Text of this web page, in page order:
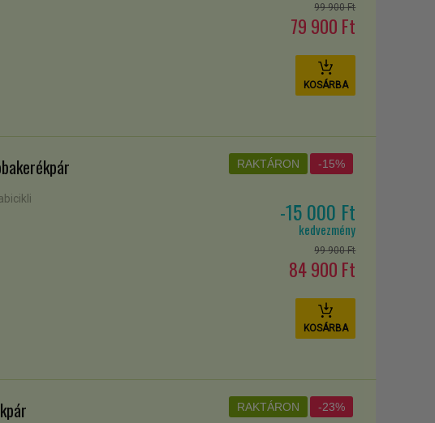
tartogat számodra a szobabicikli.
kardiovaszkuláris és a légzőrendszert fejlesztő előnyökkel szolgál.
hogy a meteorológia akadályoztat, vagy kiérünk az
higiénikus körülmények között edzhetünk.
a beépített programok az edzésterv következetes
médiatámogatást, valamint az interaktív funkciókat.
99 900 Ft
79 900 Ft
KOSÁRBA
-15 000 Ft
kedvezmény
99 900 Ft
84 900 Ft
KOSÁRBA
-15%
RAKTÁRON
-23%
RAKTÁRON